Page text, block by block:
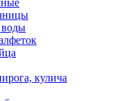
воды
кулича